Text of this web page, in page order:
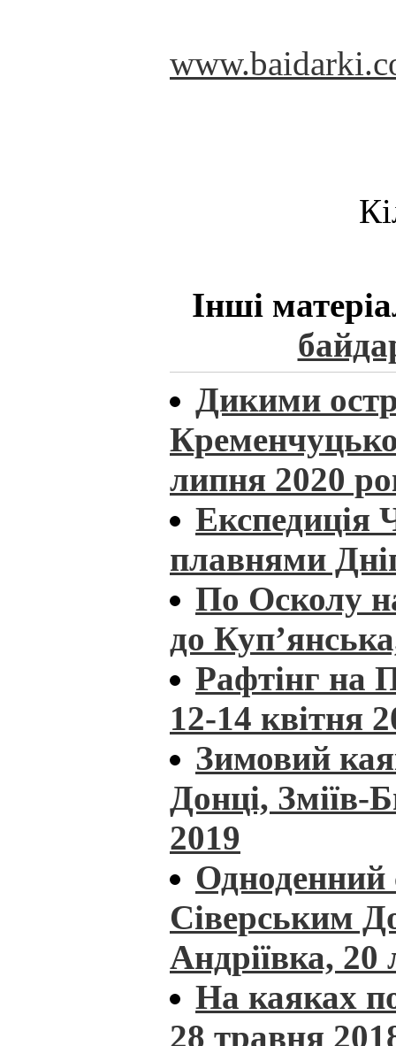
Інші
Дикими
липня 2020
Експедиція
плавнями
По Осколу
до
Рафтінг на
12-14 квітня
Зимовий
Донці,
2019
Одноденний
Сіверським
Андріївка, 20
На каяках
28 травня